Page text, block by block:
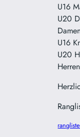
U16
U20
U16
U20